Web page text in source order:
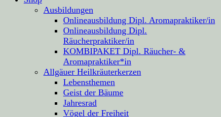
Ausbildungen
Onlineausbildung Dipl. Aromapraktiker/in
Onlineausbildung Dipl.
Räucherpraktiker/in
KOMBIPAKET Dipl. Räucher- &
Aromapraktiker*in
Allgäuer Heilkräuterkerzen
Lebensthemen
Geist der Bäume
Jahresrad
Vögel der Freiheit